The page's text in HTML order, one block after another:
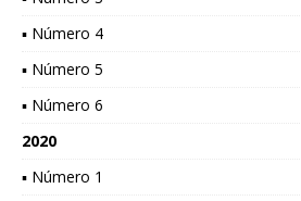
▪ Número 4
▪ Número 5
▪ Número 6
2020
▪ Número 1